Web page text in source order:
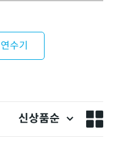
연수기
신상품순